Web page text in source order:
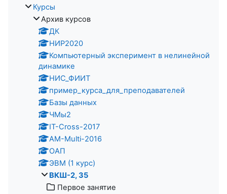
Курсы
Архив курсов
ДК
НИР2020
Компьютерный эксперимент в нелинейной
динамике
НИС_ФИИТ
пример_курса_для_преподавателей
Базы данных
ЧМы2
IT-Cross-2017
AM-Multi-2016
ОАП
ЭВМ (1 курс)
ВКШ-2, 35
Первое занятие